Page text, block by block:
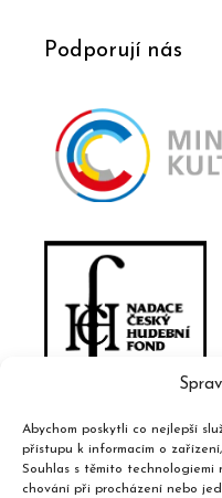
Abychom poskytli co nejlepší
přístupu k informacím o
Souhlas s těmito technologiemi
chování při procházení nebo
Podporují nás